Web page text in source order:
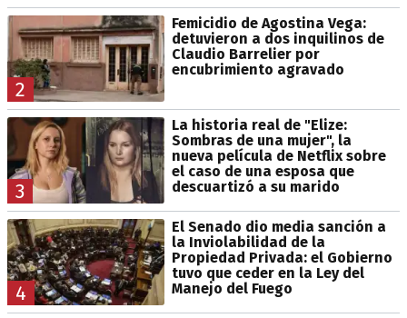
2
Femicidio de Agostina Vega:
detuvieron a dos inquilinos de
Claudio Barrelier por
encubrimiento agravado
3
La historia real de "Elize:
Sombras de una mujer", la
nueva película de Netflix sobre
el caso de una esposa que
descuartizó a su marido
4
El Senado dio media sanción a
la Inviolabilidad de la
Propiedad Privada: el Gobierno
tuvo que ceder en la Ley del
Manejo del Fuego